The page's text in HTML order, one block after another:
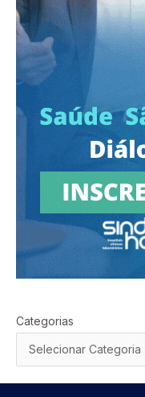
Categorias